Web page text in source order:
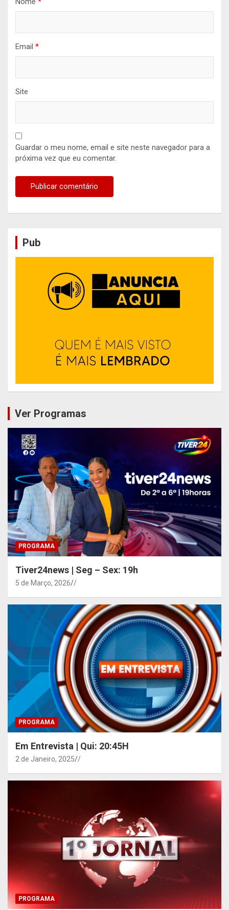
Email *
Site
Guardar o meu nome, email e site neste navegador para a
próxima vez que eu comentar.
Pub
Ver Programas
PROGRAMA
Tiver24news | Seg – Sex: 19h
5 de Março, 2026 /
PROGRAMA
Em Entrevista | Qui: 20:45H
2 de Janeiro, 2025 /
PROGRAMA